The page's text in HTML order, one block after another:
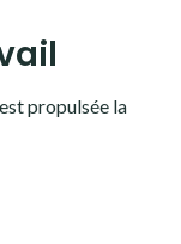
propulsée la